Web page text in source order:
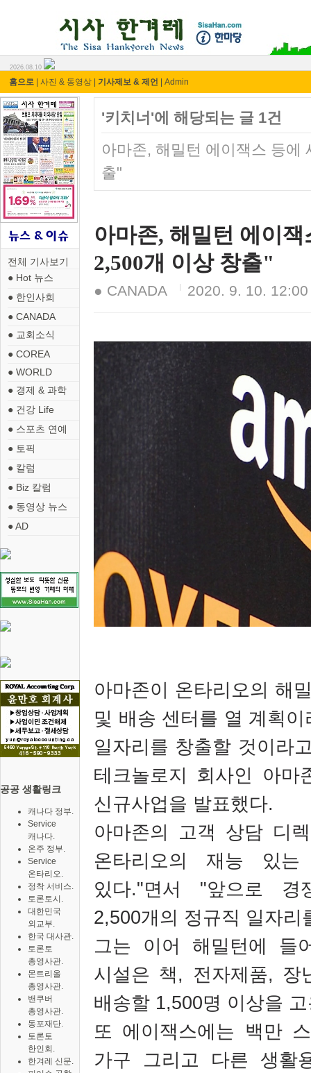
2026.08.10
홈으로 사진 & 동영상 기사제보 & 제언 Admin
전체 기사보기
● Hot 뉴스
● 한인사회
● CANADA
● 교회소식
● COREA
● WORLD
● 경제 & 과학
● 건강 Life
● 스포츠 연예
● 토픽
● 칼럼
● Biz 칼럼
● 동영상 뉴스
● AD
공공 생활링크
캐나다 정부.
Service
캐나다.
온주 정부.
Service
온타리오.
정착 서비스.
토론토시.
대한민국
외교부.
한국 대사관.
토론토
총영사관.
몬트리올
총영사관.
밴쿠버
총영사관.
동포재단.
토론토
한인회.
한겨레 신문.
'키치너'에 해당되는 글 1건
아마존, 해밀턴 에이잭스 등에
출"
아마존, 해밀턴 에이
2,500개 이상 창출"
● CANADA 2020. 9. 10. 12:00
아마존이 온타리오의 해
및 배송 센터를 열 계획이
일자리를 창출할 것이라
테크놀로지 회사인 아마
신규사업을 발표했다.
아마존의 고객 상담 디
온타리오의 재능 있
있다."면서 "앞으로 경
2,500개의 정규직 일자리
그는 이어 해밀턴에 들
시설은 책, 전자제품, 장
배송할 1,500명 이상을
또 에이잭스에는 백만
가구 그리고 다른 생활